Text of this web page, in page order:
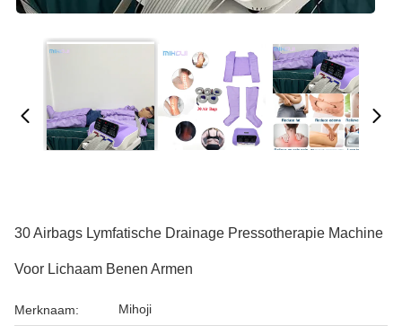
30 Airbags Lymfatische Drainage Pressotherapie Machine
Voor Lichaam Benen Armen
Merknaam: Mihoji